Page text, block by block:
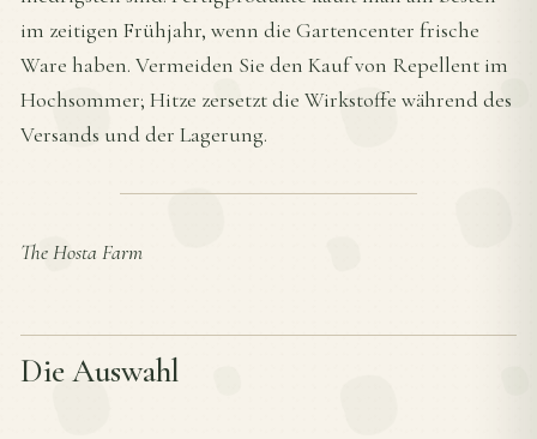
im zeitigen Frühjahr, wenn die Gartencenter frische
Ware haben. Vermeiden Sie den Kauf von Repellent im
Hochsommer; Hitze zersetzt die Wirkstoffe während des
Versands und der Lagerung.
The Hosta Farm
Die Auswahl